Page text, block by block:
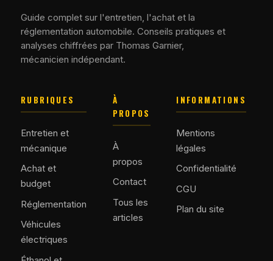
Guide complet sur l'entretien, l'achat et la
réglementation automobile. Conseils pratiques et
analyses chiffrées par Thomas Garnier,
mécanicien indépendant.
RUBRIQUES
Entretien et
mécanique
Achat et
budget
Réglementation
Véhicules
électriques
À
PROPOS
À
propos
Contact
Tous les
articles
INFORMATIONS
Mentions
légales
Confidentialité
CGU
Plan du site